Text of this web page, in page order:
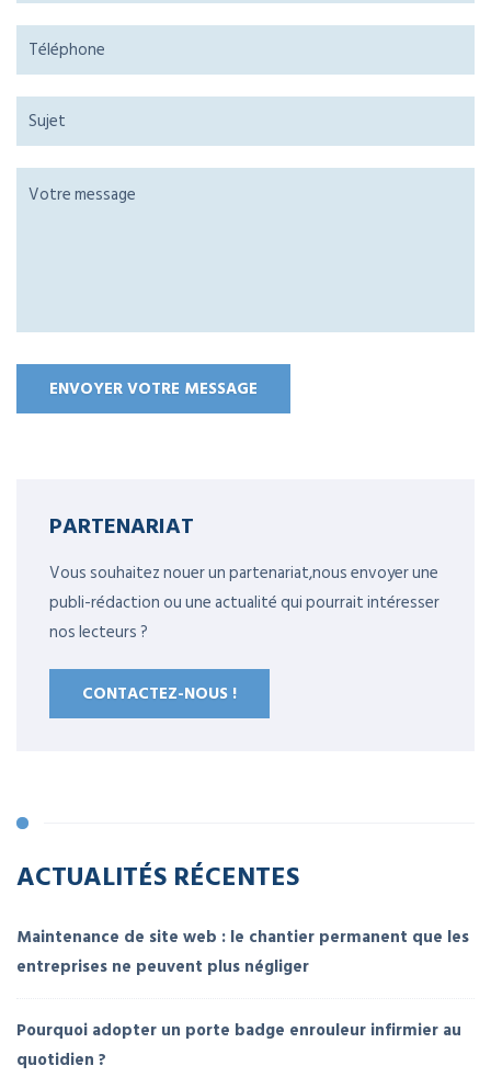
PARTENARIAT
Vous souhaitez nouer un partenariat,nous envoyer une
publi-rédaction ou une actualité qui pourrait intéresser
nos lecteurs ?
CONTACTEZ-NOUS !
ACTUALITÉS RÉCENTES
Maintenance de site web : le chantier permanent que les
entreprises ne peuvent plus négliger
Pourquoi adopter un porte badge enrouleur infirmier au
quotidien ?